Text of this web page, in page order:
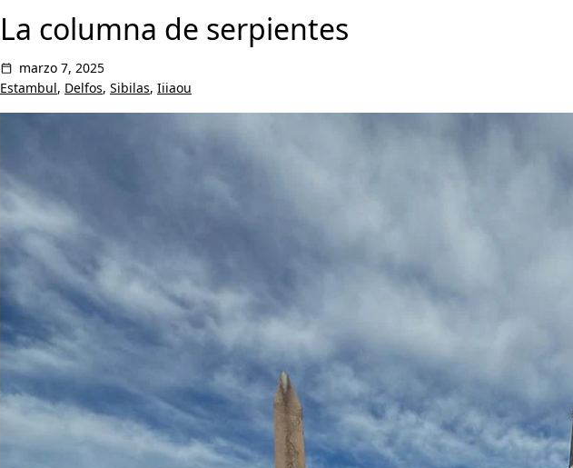
La columna de serpientes
marzo 7, 2025
Estambul, Delfos, Sibilas, Iiiaou